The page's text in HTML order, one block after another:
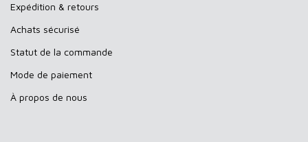
Expédition & retours
Achats sécurisé
Statut de la commande
Mode de paiement
À propos de nous